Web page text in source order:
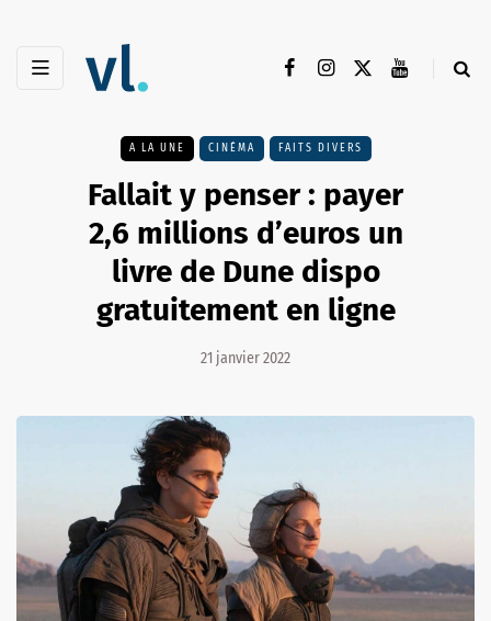
A LA UNE CINÉMA FAITS DIVERS
Fallait y penser : payer
2,6 millions d’euros un
livre de Dune dispo
gratuitement en ligne
21 janvier 2022